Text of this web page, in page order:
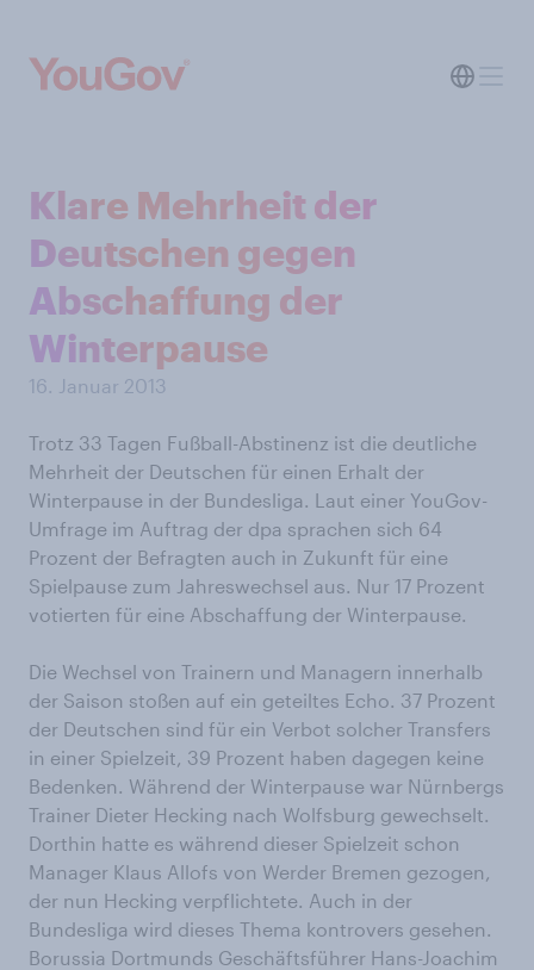
Klare Mehrheit der
Deutschen gegen
Abschaffung der
Winterpause
16. Januar 2013
Trotz 33 Tagen Fußball-Abstinenz ist die deutliche
Mehrheit der Deutschen für einen Erhalt der
Winterpause in der Bundesliga. Laut einer YouGov-
Umfrage im Auftrag der dpa sprachen sich 64
Prozent der Befragten auch in Zukunft für eine
Spielpause zum Jahreswechsel aus. Nur 17 Prozent
votierten für eine Abschaffung der Winterpause.
Die Wechsel von Trainern und Managern innerhalb
der Saison stoßen auf ein geteiltes Echo. 37 Prozent
der Deutschen sind für ein Verbot solcher Transfers
in einer Spielzeit, 39 Prozent haben dagegen keine
Bedenken. Während der Winterpause war Nürnbergs
Trainer Dieter Hecking nach Wolfsburg gewechselt.
Dorthin hatte es während dieser Spielzeit schon
Manager Klaus Allofs von Werder Bremen gezogen,
der nun Hecking verpflichtete. Auch in der
Bundesliga wird dieses Thema kontrovers gesehen.
Borussia Dortmunds Geschäftsführer Hans-Joachim